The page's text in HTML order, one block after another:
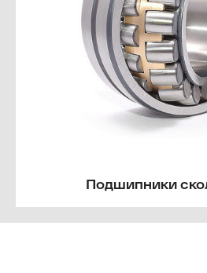
Подшипники